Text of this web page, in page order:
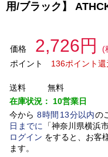
用/ブラック】
価格 2,726円
(
ポイント
136ポイント還
送料
無料
在庫状況： 10営業日
今から 8時間 13分以内の
日 までに 「神奈川県横浜
ログイン をすると、お客
ます。